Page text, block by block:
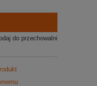
do przechowalni